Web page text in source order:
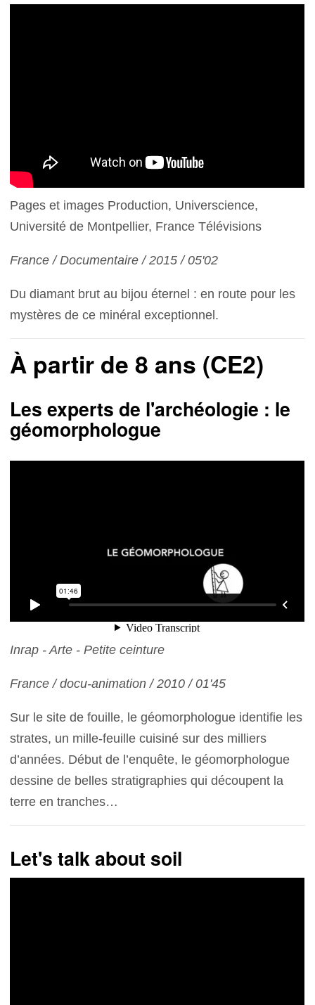
Pages et images Production, Universcience,
Université de Montpellier, France Télévisions
France / Documentaire / 2015 / 05'02
Du diamant brut au bijou éternel : en route pour les
mystères de ce minéral exceptionnel.
À partir de 8 ans (CE2)
Les experts de l'archéologie : le
géomorphologue
Inrap - Arte - Petite ceinture
France / docu-animation / 2010 / 01'45
Sur le site de fouille, le géomorphologue identifie les
strates, un mille-feuille cuisiné sur des milliers
d’années. Début de l’enquête, le géomorphologue
dessine de belles stratigraphies qui découpent la
terre en tranches…
Let's talk about soil